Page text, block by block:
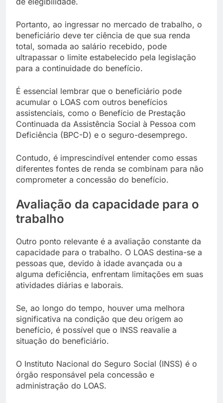
Portanto, ao ingressar no mercado de trabalho, o
beneficiário deve ter ciência de que sua renda
total, somada ao salário recebido, pode
ultrapassar o limite estabelecido pela legislação
para a continuidade do benefício.
É essencial lembrar que o beneficiário pode
acumular o LOAS com outros benefícios
assistenciais, como o Benefício de Prestação
Continuada da Assistência Social à Pessoa com
Deficiência (BPC-D) e o seguro-desemprego.
Contudo, é imprescindível entender como essas
diferentes fontes de renda se combinam para não
comprometer a concessão do benefício.
Avaliação da capacidade para o
trabalho
Outro ponto relevante é a avaliação constante da
capacidade para o trabalho. O LOAS destina-se a
pessoas que, devido à idade avançada ou a
alguma deficiência, enfrentam limitações em suas
atividades diárias e laborais.
Se, ao longo do tempo, houver uma melhora
significativa na condição que deu origem ao
benefício, é possível que o INSS reavalie a
situação do beneficiário.
O Instituto Nacional do Seguro Social (INSS) é o
órgão responsável pela concessão e
administração do LOAS.